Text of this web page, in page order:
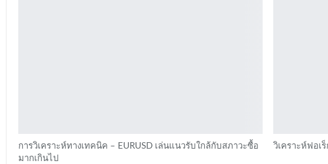
การวิเคราะห์ทางเทคนิค – EURUSD เล่นแนวรับใกล้กับสภาวะซื้อ
มากเกินไป
วิเคราะห์ฟอเ